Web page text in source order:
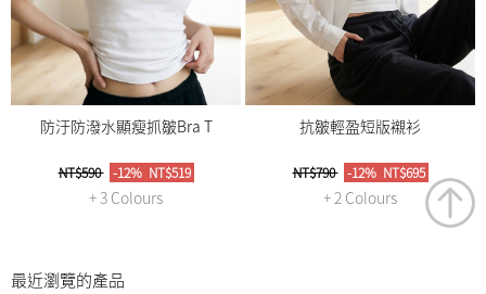
防汙防潑水顯瘦抓皺Bra T
NT$590 -12% NT$519
+ 3 Colours
抗皺輕盈短版襯衫
NT$790 -12% NT$695
+ 2 Colours
最近瀏覽的產品